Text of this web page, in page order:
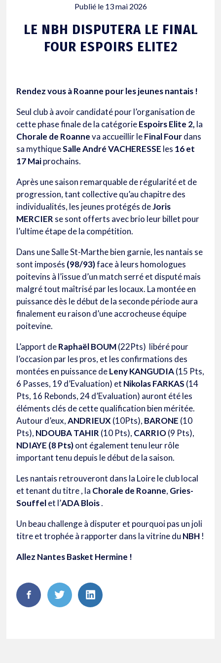
Publié le 13 mai 2026
LE NBH DISPUTERA LE FINAL
FOUR ESPOIRS ELITE2
Rendez vous à Roanne pour les jeunes nantais !
Seul club à avoir candidaté pour l’organisation de
cette phase finale de la catégorieEspoirs Elite 2, la
Chorale de Roanneva accueillir leFinal Fourdans
sa mythiqueSalle André VACHERESSE les 16 et
17 Maiprochains.
Après une saison remarquable de régularité et de
progression, tant collective qu’au chapitre des
individualités, les jeunes protégés deJoris
MERCIER se sont offerts avec brio leur billet pour
l’ultime étape de la compétition.
Dans une Salle St-Marthe bien garnie, les nantais se
sont imposés (98/93)face à leurs homologues
poitevins à l’issue d’un match serré et disputé mais
malgré tout maîtrisé par les locaux. La montée en
puissance dès le début de la seconde période aura
finalement eu raison d’une accrocheuse équipe
poitevine.
L’apport deRaphaël BOUM(22Pts) libéré pour
l’occasion par les pros, et les confirmations des
montées en puissance deLeny KANGUDIA(15 Pts,
6 Passes, 19 d’Evaluation) et Nikolas FARKAS (14
Pts, 16 Rebonds, 24 d’Evaluation) auront été les
éléments clés de cette qualification bien méritée.
Autour d’eux,ANDRIEUX (10Pts), BARONE (10
Pts), NDOUBA TAHIR (10 Pts), CARRIO(9 Pts),
NDIAYE (8 Pts)ont également tenu leur rôle
important tenu depuis le début de la saison.
Les nantais retrouveront dans la Loire le club local
et tenant du titre , la Chorale de Roanne, Gries-
Souffelet l’ADA Blois.
Un beau challenge à disputer et pourquoi pas un joli
titre et trophée à rapporter dans la vitrine du NBH !
Allez Nantes Basket Hermine !
FaceBookTwitterLinkedIn